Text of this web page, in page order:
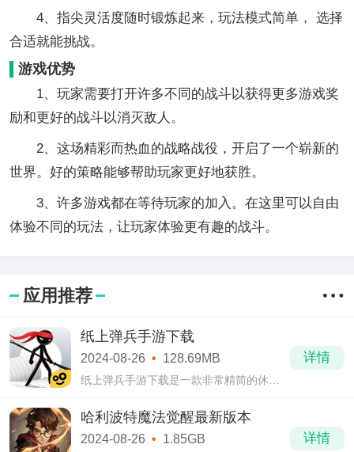
4、指尖灵活度随时锻炼起来，玩法模式简单， 选择
合适就能挑战。
游戏优势
1、玩家需要打开许多不同的战斗以获得更多游戏奖
励和更好的战斗以消灭敌人。
2、这场精彩而热血的战略战役，开启了一个崭新的
世界。好的策略能够帮助玩家更好地获胜。
3、许多游戏都在等待玩家的加入。在这里可以自由
体验不同的玩法，让玩家体验更有趣的战斗。
应用推荐
纸上弹兵手游下载
2024-08-26 128.69MB
纸上弹兵手游下载是一款非常精简的休闲
可以一夫当关万夫莫开击败四方来敌，数
十波敌人进攻，你能够坚持到什么时候呢!
详情
哈利波特魔法觉醒最新版本
2024-08-26 1.85GB 详情